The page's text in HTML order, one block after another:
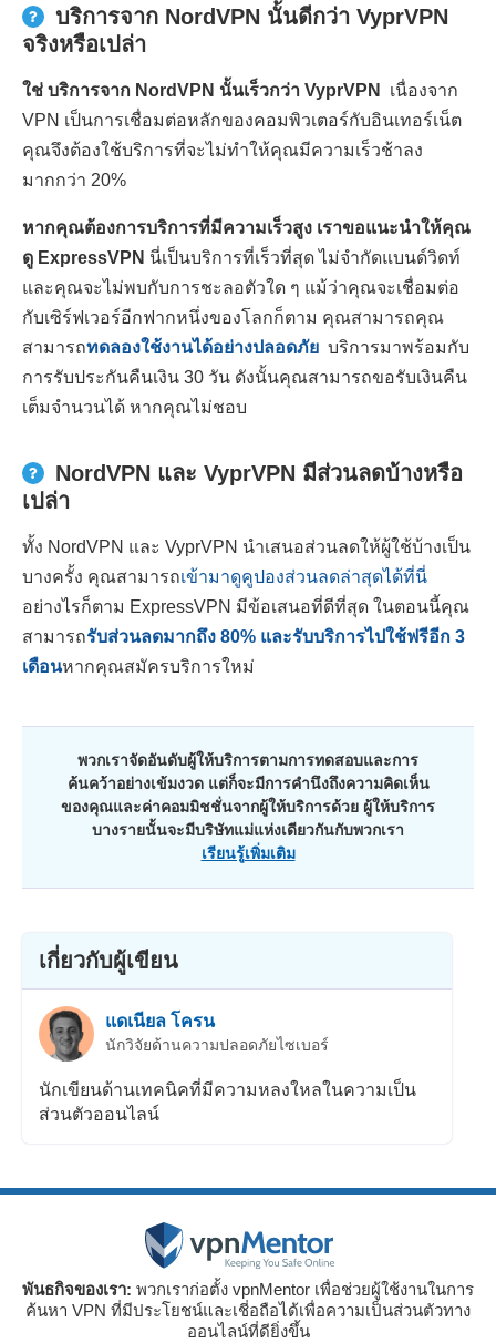
บริการจาก NordVPN นั้นดีกว่า VyprVPN
จริงหรือเปล่า
ใช่ บริการจาก NordVPN นั้นเร็วกว่า VyprVPN
เนื่องจาก
VPN เป็นการเชื่อมต่อหลักของคอมพิวเตอร์กับอินเทอร์เน็ต
คุณจึงต้องใช้บริการที่จะไม่ทำให้คุณมีความเร็วช้าลง
มากกว่า 20%
หากคุณต้องการบริการที่มีความเร็วสูง เราขอแนะนำให้คุณ
ดู ExpressVPN นี่เป็นบริการที่เร็วที่สุด ไม่จำกัดแบนด์วิดท์
และคุณจะไม่พบกับการชะลอตัวใด ๆ แม้ว่าคุณจะเชื่อมต่อ
กับเซิร์ฟเวอร์อีกฟากหนึ่งของโลกก็ตาม คุณสามารถคุณ
สามารถทดลองใช้งานได้อย่างปลอดภัย บริการมาพร้อมกับ
การรับประกันคืนเงิน 30 วัน ดังนั้นคุณสามารถขอรับเงินคืน
เต็มจำนวนได้ หากคุณไม่ชอบ
NordVPN และ VyprVPN มีส่วนลดบ้างหรือ
เปล่า
ทั้ง NordVPN และ VyprVPN นำเสนอส่วนลดให้ผู้ใช้บ้างเป็น
บางครั้ง คุณสามารถเข้ามาดูคูปองส่วนลดล่าสุดได้ที่นี่
อย่างไรก็ตาม ExpressVPN มีข้อเสนอที่ดีที่สุด ในตอนนี้คุณ
สามารถรับส่วนลดมากถึง 80% และรับบริการไปใช้ฟรีอีก 3
เดือนหากคุณสมัครบริการใหม่
พวกเราจัดอันดับผู้ให้บริการตามการทดสอบและการ
ค้นคว้าอย่างเข้มงวด แต่ก็จะมีการคำนึงถึงความคิดเห็น
ของคุณและค่าคอมมิชชั่นจากผู้ให้บริการด้วย ผู้ให้บริการ
บางรายนั้นจะมีบริษัทแม่แห่งเดียวกันกับพวกเรา
เรียนรู้เพิ่มเติม
เกี่ยวกับผู้เขียน
แดเนียล โครน
นักวิจัยด้านความปลอดภัยไซเบอร์
นักเขียนด้านเทคนิคที่มีความหลงใหลในความเป็น
ส่วนตัวออนไลน์
พันธกิจของเรา: พวกเราก่อตั้ง vpnMentor เพื่อช่วยผู้ใช้งานในการ
ค้นหา VPN ที่มีประโยชน์และเชี่อถือได้เพื่อความเป็นส่วนตัวทาง
ออนไลน์ที่ดียิ่งขึ้น